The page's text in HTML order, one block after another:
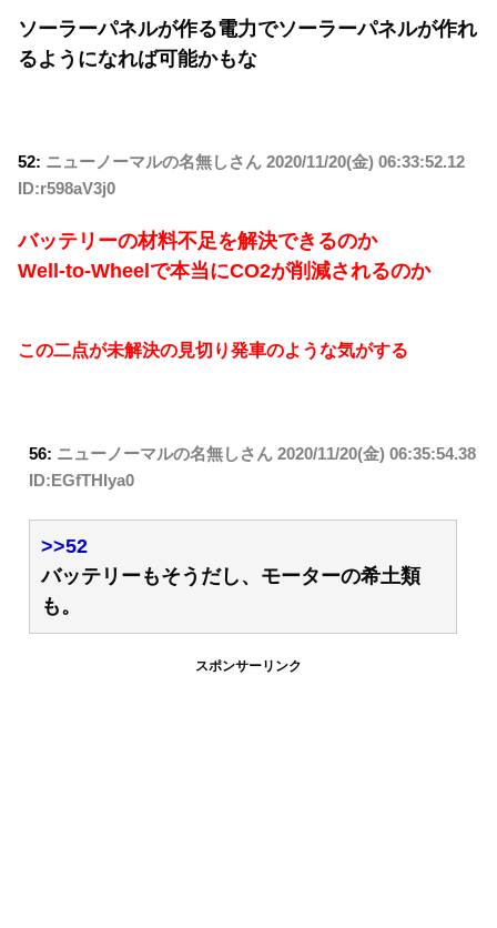
ソーラーパネルが作る電力でソーラーパネルが作れ
るようになれば可能かもな
52: ニューノーマルの名無しさん 2020/11/20(金) 06:33:52.12
ID:r598aV3j0
バッテリーの材料不足を解決できるのか
Well-to-Wheelで本当にCO2が削減されるのか
この二点が未解決の見切り発車のような気がする
56: ニューノーマルの名無しさん 2020/11/20(金) 06:35:54.38
ID:EGfTHIya0
>>52
バッテリーもそうだし、モーターの希土類
も。
スポンサーリンク